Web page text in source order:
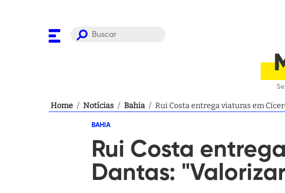
Home / Notícias / Bahia / Rui Costa entrega viaturas em
BAHIA
Rui Costa
Dantas: